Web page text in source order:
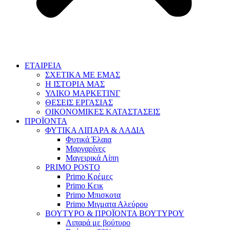
ΕΤΑΙΡΕΙΑ
ΣΧΕΤΙΚΑ ΜΕ ΕΜΑΣ
Η ΙΣΤΟΡΙΑ ΜΑΣ
ΥΛΙΚΟ ΜΑΡΚΕΤΙΝΓ
ΘΕΣΕΙΣ ΕΡΓΑΣΙΑΣ
ΟΙΚΟΝΟΜΙΚΕΣ ΚΑΤΑΣΤΑΣΕΙΣ
ΠΡΟΪΟΝΤΑ
ΦΥΤΙΚΑ ΛΙΠΑΡΑ & ΛΑΔΙΑ
Φυτικά Έλαια
Μαργαρίνες
Μαγειρικά Λίπη
PRIMO POSTO
Primo Κρέμες
Primo Κεικ
Primo Μπισκοτα
Primo Μιγματα Αλεύρου
ΒΟΥΤΥΡΟ & ΠΡΟΪΟΝΤΑ ΒΟΥΤΥΡΟΥ
Λιπαρά με βούτυρο